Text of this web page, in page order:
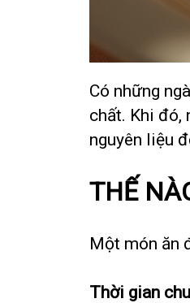
Có những
chất. Khi đó,
nguyên liệu
THẾ
Một món ăn
Thời gian